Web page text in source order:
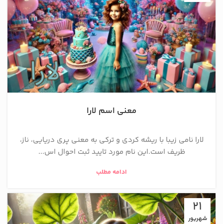
معنی اسم لارا
لارا نامی زیبا با ریشه کردی و ترکی به معنی پری دریایی، ناز،
ظريف است.این نام مورد تایید ثبت احوال اس...
ادامه مطلب
21
شهریور